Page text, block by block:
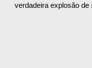
verdadeira explosão de